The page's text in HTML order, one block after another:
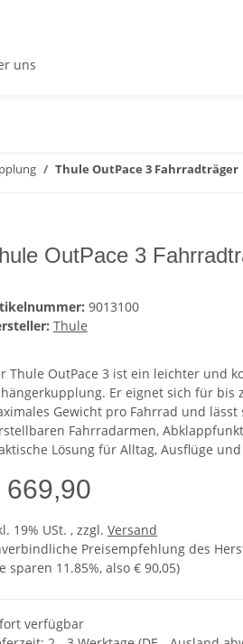
uns
Thule OutPace 3 Fahrradträger
OutPace 3
9013100
Thule
Thule OutPace 3 ist ein leichter und
Er eignet sich für bis
Gewicht pro Fahrrad und
Fahrradarmen,
Lösung für Alltag, Ausflüge
669,90
19% USt. , zzgl. Versand
Preisempfehlung des
sparen 11.85%, also € 90,05)
verfügbar